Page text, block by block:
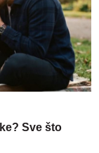
Sve što